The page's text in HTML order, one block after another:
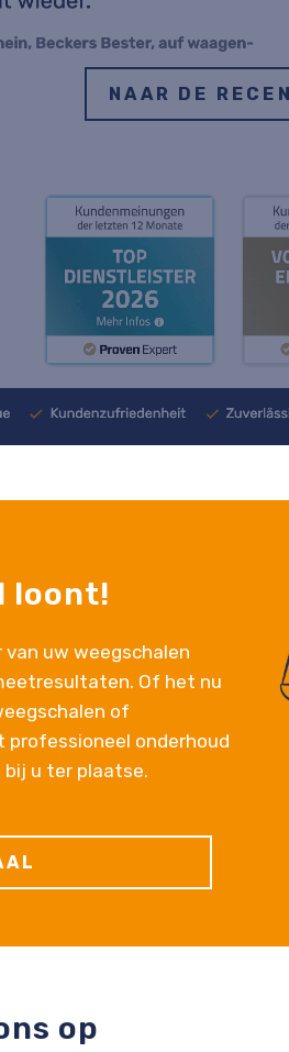
NAAR DE
loont!
uw weegschalen
Of het nu
of
professioneel onderhoud
u ter plaatse.
op